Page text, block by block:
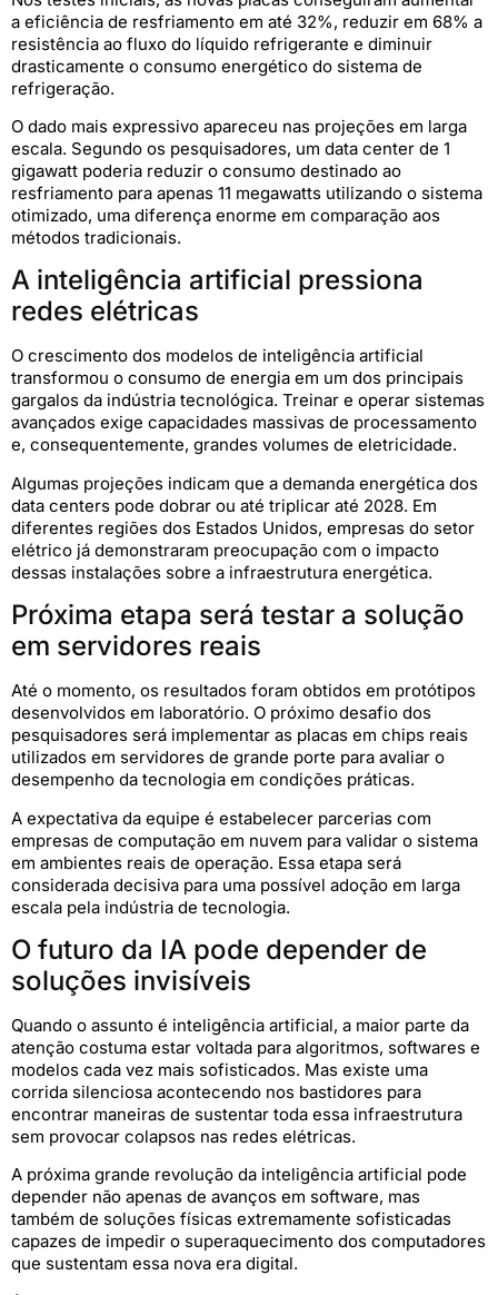
a eficiência de resfriamento em até 32%, reduzir em 68% a
resistência ao fluxo do líquido refrigerante e diminuir
drasticamente o consumo energético do sistema de
refrigeração.
O dado mais expressivo apareceu nas projeções em larga
escala. Segundo os pesquisadores, um data center de 1
gigawatt poderia reduzir o consumo destinado ao
resfriamento para apenas 11 megawatts utilizando o sistema
otimizado, uma diferença enorme em comparação aos
métodos tradicionais.
A inteligência artificial pressiona
redes elétricas
O crescimento dos modelos de inteligência artificial
transformou o consumo de energia em um dos principais
gargalos da indústria tecnológica. Treinar e operar sistemas
avançados exige capacidades massivas de processamento
e, consequentemente, grandes volumes de eletricidade.
Algumas projeções indicam que a demanda energética dos
data centers pode dobrar ou até triplicar até 2028. Em
diferentes regiões dos Estados Unidos, empresas do setor
elétrico já demonstraram preocupação com o impacto
dessas instalações sobre a infraestrutura energética.
Próxima etapa será testar a solução
em servidores reais
Até o momento, os resultados foram obtidos em protótipos
desenvolvidos em laboratório. O próximo desafio dos
pesquisadores será implementar as placas em chips reais
utilizados em servidores de grande porte para avaliar o
desempenho da tecnologia em condições práticas.
A expectativa da equipe é estabelecer parcerias com
empresas de computação em nuvem para validar o sistema
em ambientes reais de operação. Essa etapa será
considerada decisiva para uma possível adoção em larga
escala pela indústria de tecnologia.
O futuro da IA pode depender de
soluções invisíveis
Quando o assunto é inteligência artificial, a maior parte da
atenção costuma estar voltada para algoritmos, softwares e
modelos cada vez mais sofisticados. Mas existe uma
corrida silenciosa acontecendo nos bastidores para
encontrar maneiras de sustentar toda essa infraestrutura
sem provocar colapsos nas redes elétricas.
A próxima grande revolução da inteligência artificial pode
depender não apenas de avanços em software, mas
também de soluções físicas extremamente sofisticadas
capazes de impedir o superaquecimento dos computadores
que sustentam essa nova era digital.